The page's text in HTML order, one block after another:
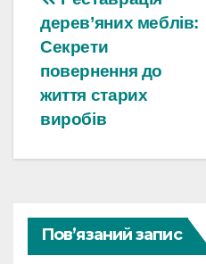
записів
дерев’яних меблів:
Секрети
повернення до
життя старих
виробів
Пов’язаний запис